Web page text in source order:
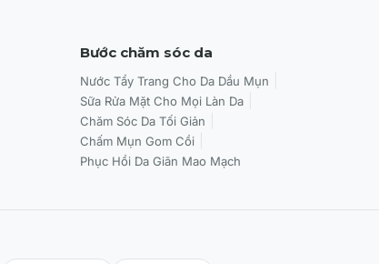
Bước chăm sóc da
Nước Tẩy Trang Cho Da Dầu Mụn
Sữa Rửa Mặt Cho Mọi Làn Da
Chăm Sóc Da Tối Giản
Chấm Mụn Gom Cồi
Phục Hồi Da Giãn Mao Mạch